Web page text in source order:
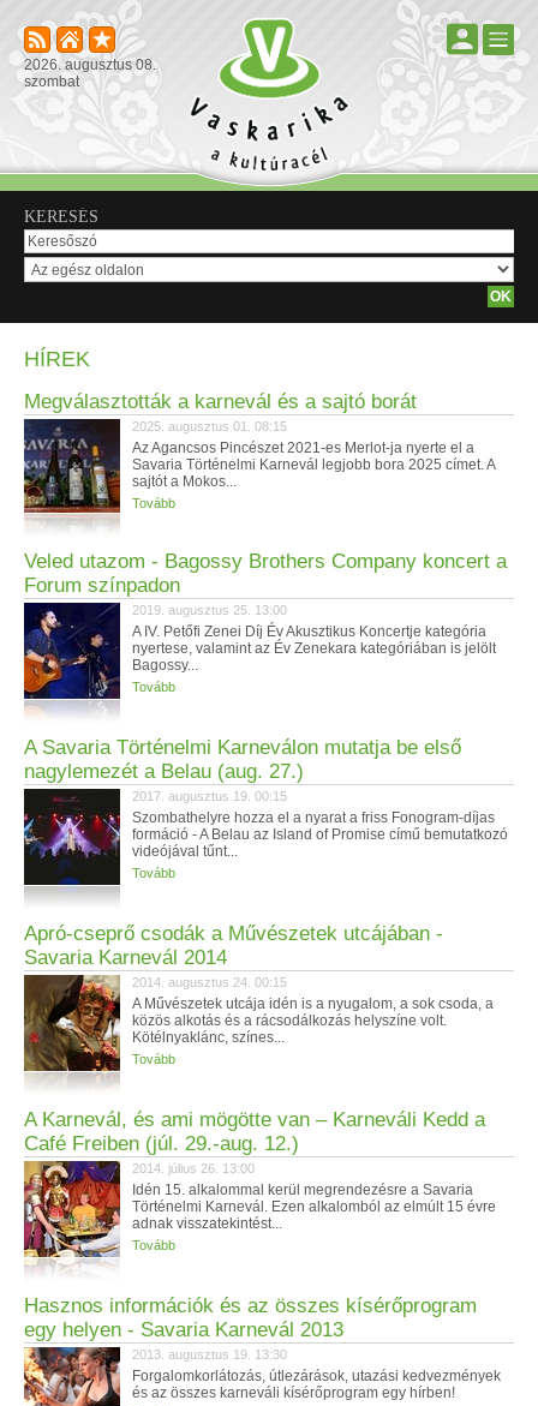
2026. augusztus 08.
szombat
KERESÉS
HÍREK
Megválasztották a karnevál és a sajtó borát
2025. augusztus 01. 08:15
Az Agancsos Pincészet 2021-es Merlot-ja nyerte el a
Savaria Történelmi Karnevál legjobb bora 2025 címet. A
sajtót a Mokos...
Tovább
Veled utazom - Bagossy Brothers Company koncert a
Forum színpadon
2019. augusztus 25. 13:00
A IV. Petőfi Zenei Díj Év Akusztikus Koncertje kategória
nyertese, valamint az Év Zenekara kategóriában is jelölt
Bagossy...
Tovább
A Savaria Történelmi Karneválon mutatja be első
nagylemezét a Belau (aug. 27.)
2017. augusztus 19. 00:15
Szombathelyre hozza el a nyarat a friss Fonogram-díjas
formáció - A Belau az Island of Promise című bemutatkozó
videójával tűnt...
Tovább
Apró-cseprő csodák a Művészetek utcájában -
Savaria Karnevál 2014
2014. augusztus 24. 00:15
A Művészetek utcája idén is a nyugalom, a sok csoda, a
közös alkotás és a rácsodálkozás helyszíne volt.
Kötélnyaklánc, színes...
Tovább
A Karnevál, és ami mögötte van – Karneváli Kedd a
Café Freiben (júl. 29.-aug. 12.)
2014. július 26. 13:00
Idén 15. alkalommal kerül megrendezésre a Savaria
Történelmi Karnevál. Ezen alkalomból az elmúlt 15 évre
adnak visszatekintést...
Tovább
Hasznos információk és az összes kísérőprogram
egy helyen - Savaria Karnevál 2013
2013. augusztus 19. 13:30
Forgalomkorlátozás, útlezárások, utazási kedvezmények
és az összes karneváli kísérőprogram egy hírben!